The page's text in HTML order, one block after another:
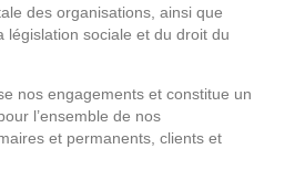
des organisations, ainsi que
législation sociale et du droit du
nos engagements et constitue un
l’ensemble de nos
et permanents, clients et